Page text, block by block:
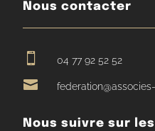
Nous contacter
 04 77 92 52 52

Nous suivre sur